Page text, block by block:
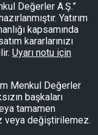
Şirket
Değerler A.Ş.”
Yatırım
kapsamında
kararlarınızı
Uyarı notu için
Menkul Değerler
başkaları
tamamen
veya değiştirilemez.